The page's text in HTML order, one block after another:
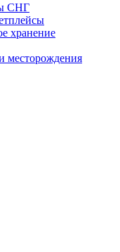
СНГ
хранение
месторождения